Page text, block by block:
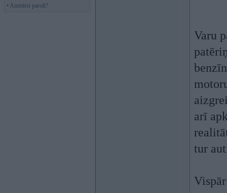
• Aizmirsi paroli?
Varu
arī
tur